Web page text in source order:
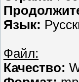
Язык:
Файл:
Качество: